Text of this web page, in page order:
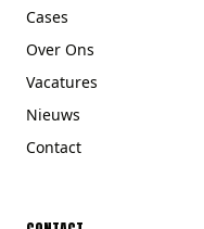
Cases
Over Ons
Vacatures
Nieuws
Contact